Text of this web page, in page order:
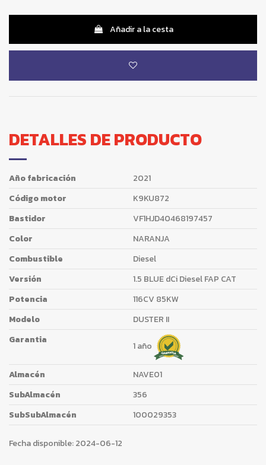
Añadir a la cesta
DETALLES DE PRODUCTO
Año fabricación
2021
Código motor
K9KU872
Bastidor
VF1HJD40468197457
Color
NARANJA
Combustible
Diesel
Versión
1.5 BLUE dCi Diesel FAP CAT
Potencia
116CV 85KW
Modelo
DUSTER II
Garantia
1 año
Almacén
NAVE01
SubAlmacén
356
SubSubAlmacén
100029353
Fecha disponible:2024-06-12